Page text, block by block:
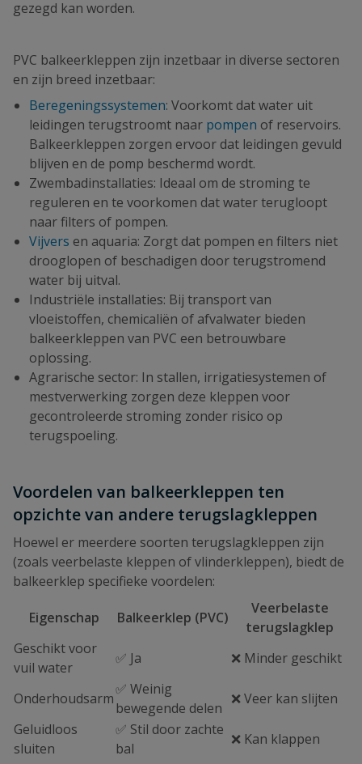
gezegd kan worden.
PVC balkeerkleppen zijn inzetbaar in diverse sectoren
en zijn breed inzetbaar:
Beregeningssystemen: Voorkomt dat water uit
leidingen terugstroomt naar pompen of reservoirs.
Balkeerkleppen zorgen ervoor dat leidingen gevuld
blijven en de pomp beschermd wordt.
Zwembadinstallaties: Ideaal om de stroming te
reguleren en te voorkomen dat water terugloopt
naar filters of pompen.
Vijvers en aquaria: Zorgt dat pompen en filters niet
drooglopen of beschadigen door terugstromend
water bij uitval.
Industriële installaties: Bij transport van
vloeistoffen, chemicaliën of afvalwater bieden
balkeerkleppen van PVC een betrouwbare
oplossing.
Agrarische sector: In stallen, irrigatiesystemen of
mestverwerking zorgen deze kleppen voor
gecontroleerde stroming zonder risico op
terugspoeling.
Voordelen van balkeerkleppen ten
opzichte van andere terugslagkleppen
Hoewel er meerdere soorten terugslagkleppen zijn
(zoals veerbelaste kleppen of vlinderkleppen), biedt de
balkeerklep specifieke voordelen:
Eigenschap Balkeerklep (PVC)
Veerbelaste
terugslagklep
Geschikt voor
vuil water
✅ Ja ❌ Minder geschikt
Onderhoudsarm
✅ Weinig
bewegende delen
❌ Veer kan slijten
Geluidloos
sluiten
✅ Stil door zachte
bal
❌ Kan klappen